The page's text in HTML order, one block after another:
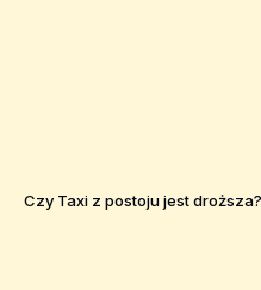
Czy Taxi z postoju jest droższa?